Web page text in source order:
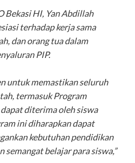
Bekasi HI, Yan Abdillah
terhadap kerja sama
dan orang tua dalam
PIP.
untuk memastikan seluruh
termasuk Program
diterima oleh siswa
ini diharapkan dapat
kebutuhan pendidikan
semangat belajar para siswa,”